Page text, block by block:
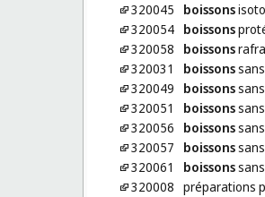
320045
boissons
320054 boissons
320058
boissons
320031
boissons
320049
boissonssans
320051
boissonssans
320056
boissons
320057
boissons
320061
boissons
320008 préparations